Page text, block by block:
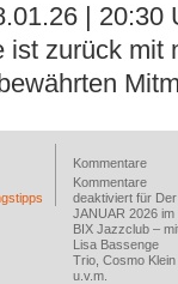
| 20:30
ist zurück mit
Kommentare
Kommentare
deaktiviert für Der
JANUAR 2026 im
BIX Jazzclub –
Lisa Bassenge
Trio, Cosmo Klein
u.v.m.